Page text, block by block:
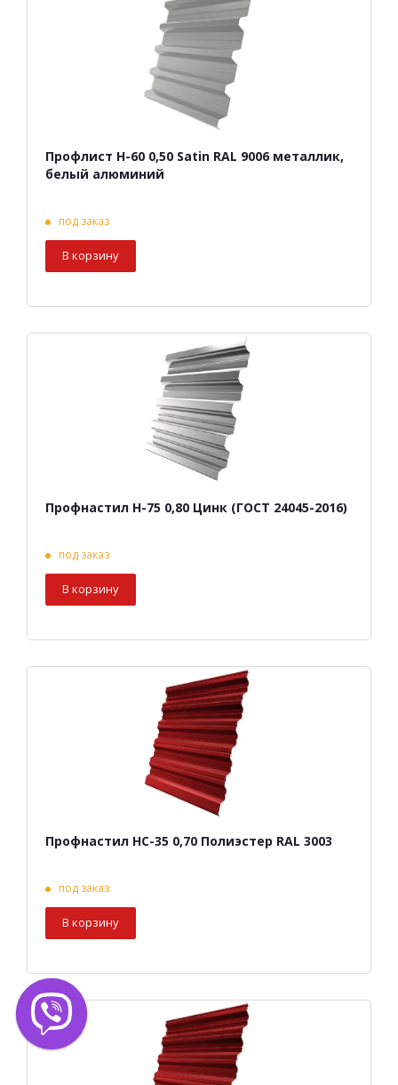
Профлист Н-60 0,50 Satin RAL 9006 металлик,
белый алюминий
под заказ
В корзину
Профнастил Н-75 0,80 Цинк (ГОСТ 24045-2016)
под заказ
В корзину
Профнастил НС-35 0,70 Полиэстер RAL 3003
под заказ
В корзину